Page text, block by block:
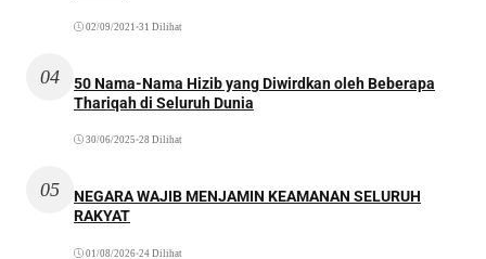
02/09/2021 •31 Dilihat
04
50 Nama-Nama Hizib yang Diwirdkan oleh Beberapa
Thariqah di Seluruh Dunia
30/06/2025 •28 Dilihat
05
NEGARA WAJIB MENJAMIN KEAMANAN SELURUH
RAKYAT
01/08/2026•24 Dilihat